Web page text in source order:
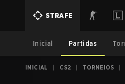
STRAFE
Inicial Partidas
INICIAL CS2 TORNEIOS